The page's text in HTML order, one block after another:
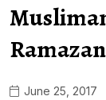
June 25, 2017